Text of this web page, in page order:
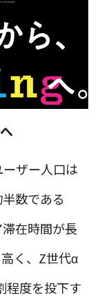
ザー人口は
数である
在時間が長
く、Z世代α
程度を投下す